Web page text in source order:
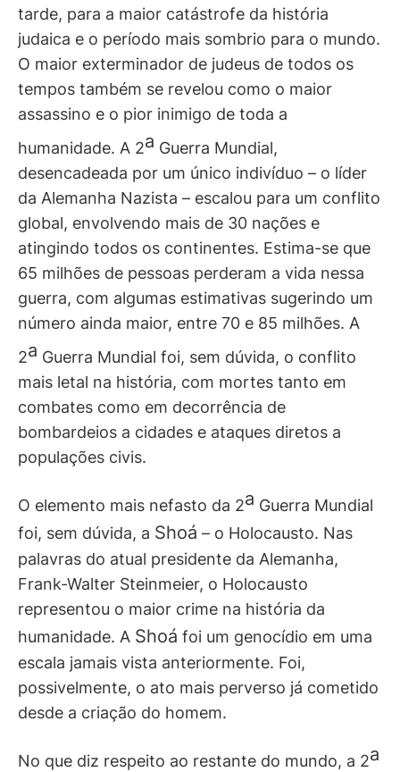
tarde, para a maior catástrofe da história
judaica e o período mais sombrio para o mundo.
O maior exterminador de judeus de todos os
tempos também se revelou como o maior
assassino e o pior inimigo de toda a
humanidade. A 2a Guerra Mundial,
desencadeada por um único indivíduo – o líder
da Alemanha Nazista – escalou para um conflito
global, envolvendo mais de 30 nações e
atingindo todos os continentes. Estima-se que
65 milhões de pessoas perderam a vida nessa
guerra, com algumas estimativas sugerindo um
número ainda maior, entre 70 e 85 milhões. A
2a Guerra Mundial foi, sem dúvida, o conflito
mais letal na história, com mortes tanto em
combates como em decorrência de
bombardeios a cidades e ataques diretos a
populações civis.
O elemento mais nefasto da 2a Guerra Mundial
foi, sem dúvida, a Shoá – o Holocausto. Nas
palavras do atual presidente da Alemanha,
Frank-Walter Steinmeier, o Holocausto
representou o maior crime na história da
humanidade. A Shoá foi um genocídio em uma
escala jamais vista anteriormente. Foi,
possivelmente, o ato mais perverso já cometido
desde a criação do homem.
No que diz respeito ao restante do mundo, a 2a